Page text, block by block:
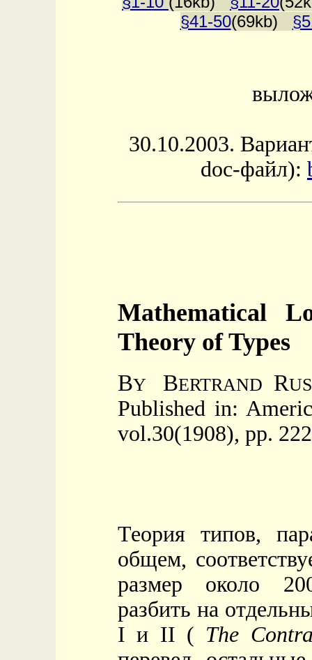
§41-50(69kb)
30.10.2003.
doc-файл):
Mathematical
Theory of Types
BY BERTRAND R
Published in:
vol.30(1908), pp.
Теория типов,
общем,
размер около
разбить на
I и II ( The